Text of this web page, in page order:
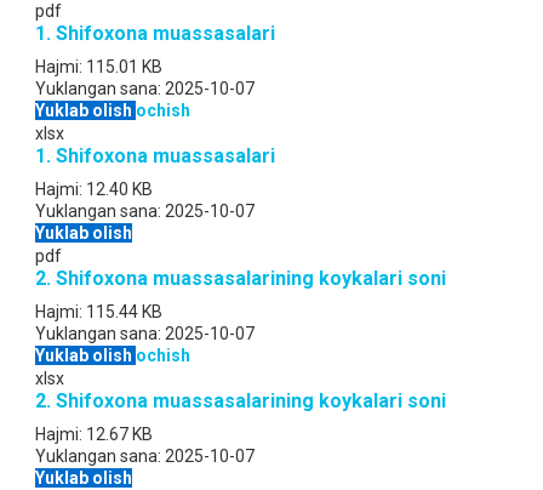
pdf
1. Shifoxona muassasalari
Hajmi: 115.01 KB
Yuklangan sana: 2025-10-07
Yuklab olish ochish
xlsx
1. Shifoxona muassasalari
Hajmi: 12.40 KB
Yuklangan sana: 2025-10-07
Yuklab olish
pdf
2. Shifoxona muassasalarining koykalari soni
Hajmi: 115.44 KB
Yuklangan sana: 2025-10-07
Yuklab olish ochish
xlsx
2. Shifoxona muassasalarining koykalari soni
Hajmi: 12.67 KB
Yuklangan sana: 2025-10-07
Yuklab olish